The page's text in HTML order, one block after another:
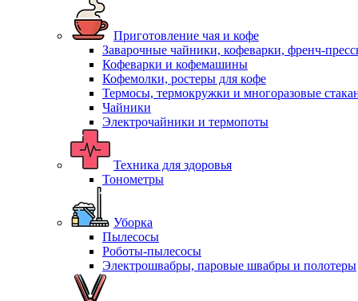
Приготовление чая и кофе
Заварочные чайники, кофеварки, френч-
Кофеварки и кофемашины
Кофемолки, ростеры для кофе
Термосы, термокружки и многоразовые
Чайники
Электрочайники и термопоты
Техника для здоровья
Тонометры
Уборка
Пылесосы
Роботы-пылесосы
Электрошвабры, паровые швабры и полотеры